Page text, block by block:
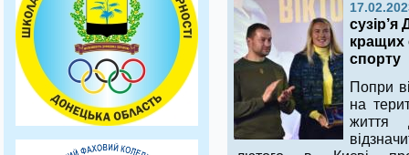
кращих
спорту
Попри
на
життя